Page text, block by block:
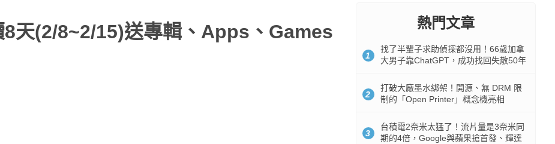
天(2/8~2/15)送專輯、Apps、Games 熱門文章
1
找了半輩子求助偵探都沒用！66歲加拿
大男子靠ChatGPT，成功找回失散50年
2
打破大廠墨水綁架！開源、無 DRM 限
制的「Open Printer」概念機亮相
3
台積電2奈米太猛了！流片量是3奈米同
期的4倍，Google與蘋果搶首發、輝達